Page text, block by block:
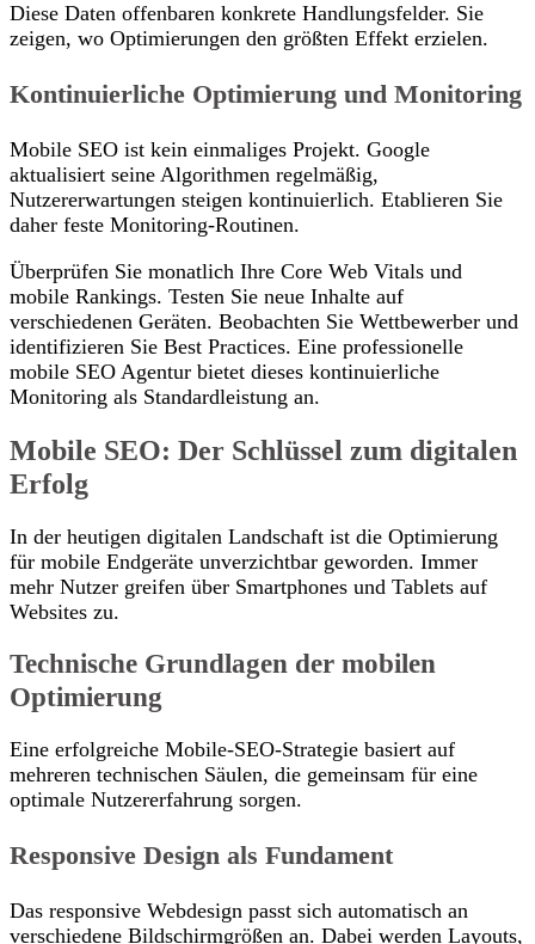
Diese Daten offenbaren konkrete Handlungsfelder. Sie
zeigen, wo Optimierungen den größten Effekt erzielen.
Kontinuierliche Optimierung und Monitoring
Mobile SEO ist kein einmaliges Projekt. Google
aktualisiert seine Algorithmen regelmäßig,
Nutzererwartungen steigen kontinuierlich. Etablieren Sie
daher feste Monitoring-Routinen.
Überprüfen Sie monatlich Ihre Core Web Vitals und
mobile Rankings. Testen Sie neue Inhalte auf
verschiedenen Geräten. Beobachten Sie Wettbewerber und
identifizieren Sie Best Practices. Eine professionelle
mobile SEO Agentur bietet dieses kontinuierliche
Monitoring als Standardleistung an.
Mobile SEO: Der Schlüssel zum digitalen
Erfolg
In der heutigen digitalen Landschaft ist die Optimierung
für mobile Endgeräte unverzichtbar geworden. Immer
mehr Nutzer greifen über Smartphones und Tablets auf
Websites zu.
Technische Grundlagen der mobilen
Optimierung
Eine erfolgreiche Mobile-SEO-Strategie basiert auf
mehreren technischen Säulen, die gemeinsam für eine
optimale Nutzererfahrung sorgen.
Responsive Design als Fundament
Das responsive Webdesign passt sich automatisch an
verschiedene Bildschirmgrößen an. Dabei werden Layouts,